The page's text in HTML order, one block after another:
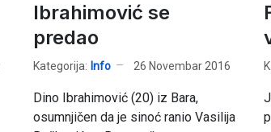
Ibrahimović se
predao
Kategorija: Info 26 Novembar 2016
Dino Ibrahimović (20) iz Bara,
osumnjičen da je sinoć ranio Vasilija